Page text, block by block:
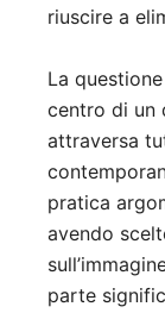
riuscire a
La
centro di un
attraversa
pratica
avendo
parte